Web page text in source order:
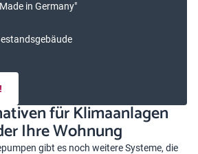
in Germany"
für Klimaanlagen
Ihre Wohnung
gibt es noch weitere Systeme, die